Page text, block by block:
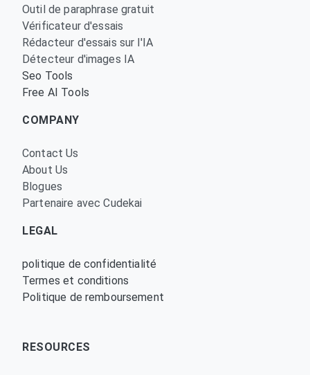
Outil de paraphrase gratuit
Vérificateur d'essais
Rédacteur d'essais sur l'IA
Détecteur d'images IA
Seo Tools
Free AI Tools
COMPANY
Contact Us
About Us
Blogues
Partenaire avec Cudekai
LEGAL
politique de confidentialité
Termes et conditions
Politique de remboursement
RESOURCES